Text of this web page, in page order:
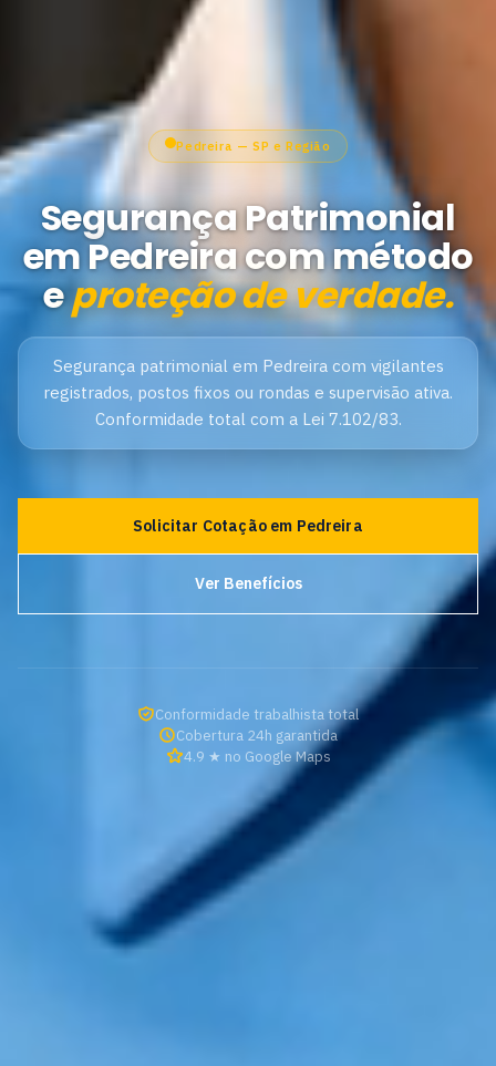
Pedreira — SP e Região
Segurança Patrimonial
em Pedreira com método
eproteção de verdade.
Segurança patrimonial em Pedreira com vigilantes
registrados, postos fixos ou rondas e supervisão ativa.
Conformidade total com a Lei 7.102/83.
Solicitar Cotação em Pedreira
Ver Benefícios
Conformidade trabalhista total
Cobertura 24h garantida
4.9 ★ no Google Maps